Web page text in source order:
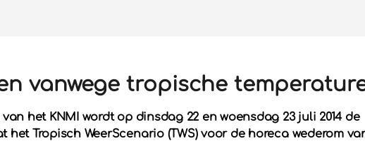
vanwege tropische
het KNMI wordt op dinsdag 22 en woensdag 23 juli 2014 de
Tropisch WeerScenario (TWS) voor de horeca wederom